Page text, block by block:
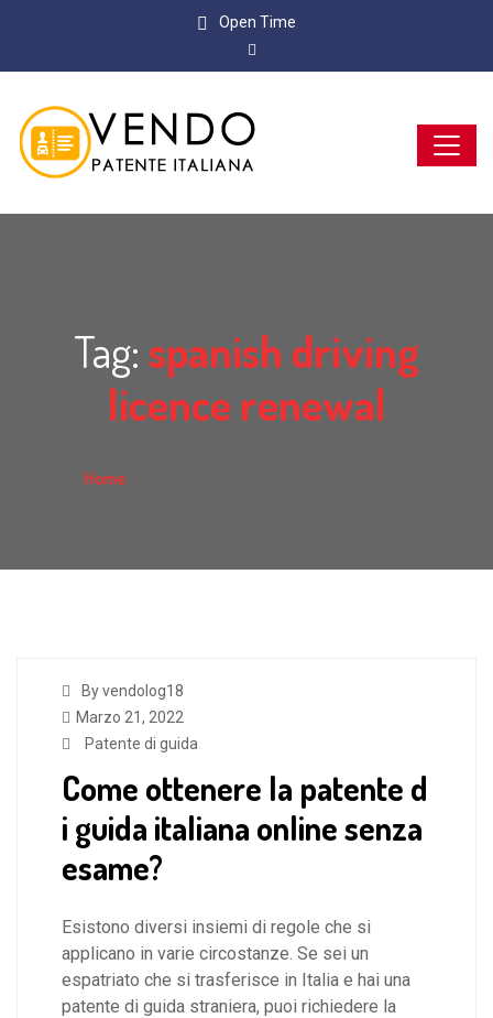
Open Time
Tag: spanish driving
licence renewal
Home
By vendolog18
Marzo 21, 2022
Patente di guida
Come ottenere la patente d
i guida italiana online senza
esame?
Esistono diversi insiemi di regole che si
applicano in varie circostanze. Se sei un
espatriato che si trasferisce in Italia e hai una
patente di guida straniera, puoi richiedere la